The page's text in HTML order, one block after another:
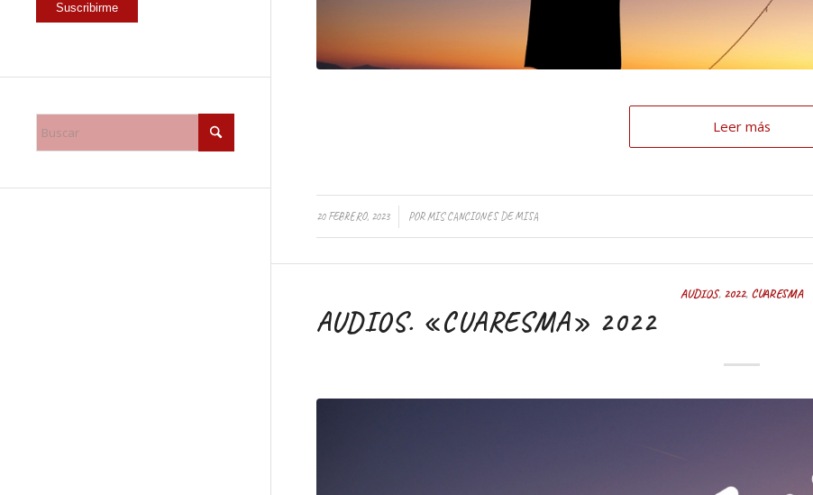
Leer más
20 FEBRERO, 2023 PORMIS CANCIONES DE MISA
AUDIOS, 2022, CUARESMA
AUDIOS. «CUARESMA» 2022